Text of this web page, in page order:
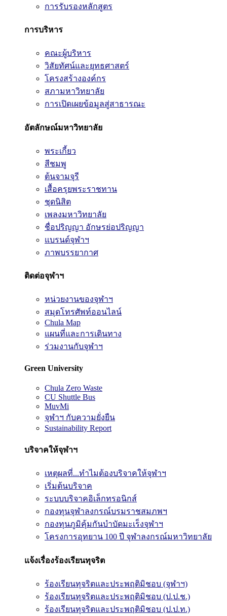
การรับรองหลักสูตร
การบริหาร
คณะผู้บริหาร
วิสัยทัศน์และยุทธศาสตร์
โครงสร้างองค์กร
สภามหาวิทยาลัย
การเปิดเผยข้อมูลสู่สาธารณะ
อัตลักษณ์มหาวิทยาลัย
พระเกี้ยว
สีชมพู
ต้นจามจุรี
เสื้อครุยพระราชทาน
ชุดนิสิต
เพลงมหาวิทยาลัย
ชื่อปริญญา อักษรย่อปริญญา
แบรนด์จุฬาฯ
ภาพบรรยากาศ
ติดต่อจุฬาฯ
หน่วยงานของจุฬาฯ
สมุดโทรศัพท์ออนไลน์
Chula Map
แผนที่และการเดินทาง
ร่วมงานกับจุฬาฯ
Green University
Chula Zero Waste
CU Shuttle Bus
MuvMi
จุฬาฯ กับความยั่งยืน
Sustainability Report
บริจาคให้จุฬาฯ
เหตุผลที่...ทำไมต้องบริจาคให้จุฬาฯ
เริ่มต้นบริจาค
ระบบบริจาคอิเล็กทรอนิกส์
กองทุนจุฬาลงกรณ์บรมราชสมภพฯ
กองทุนภูมิคุ้มกันบำบัดมะเร็งจุฬาฯ
โครงการอุทยาน 100 ปี จุฬาลงกรณ์มหาวิทยาลัย
แจ้งเรื่องร้องเรียนทุจริต
ร้องเรียนทุจริตและประพฤติมิชอบ (จุฬาฯ)
ร้องเรียนทุจริตและประพฤติมิชอบ (ป.ป.ช.)
ร้องเรียนทุจริตและประพฤติมิชอบ (ป.ป.ท.)